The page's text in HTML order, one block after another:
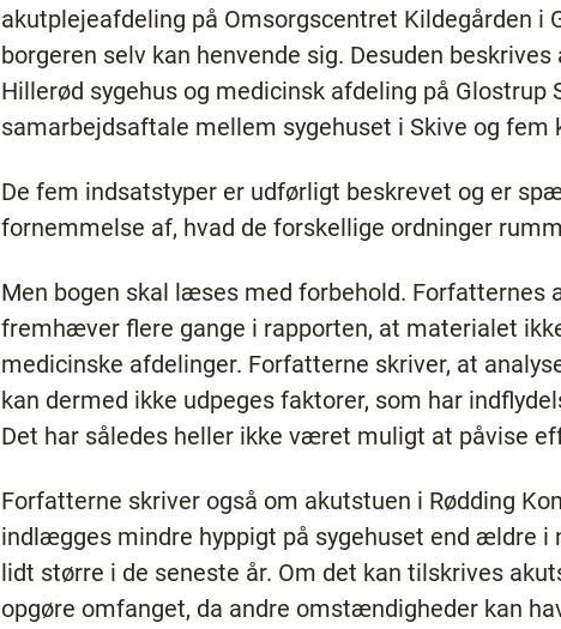
akutplejeafdeling på Omsorgscentret Kildegården i
borgeren selv kan henvende sig. Desuden
Hillerød sygehus og medicinsk afdeling på
samarbejdsaftale mellem sygehuset i Skive og fem
De fem indsatstyper er udførligt beskrevet og er
fornemmelse af, hvad de forskellige ordninger
Men bogen skal læses med forbehold. Forfatternes
fremhæver flere gange i rapporten, at materialet
medicinske afdelinger. Forfatterne skriver, at
kan dermed ikke udpeges faktorer, som har
Det har således heller ikke været muligt at påvise
Forfatterne skriver også om akutstuen i Rødding
indlægges mindre hyppigt på sygehuset end ældre i
lidt større i de seneste år. Om det kan tilskrives
opgøre omfanget, da andre omstændigheder kan